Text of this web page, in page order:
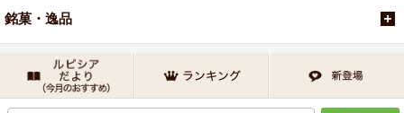
銘菓・逸品